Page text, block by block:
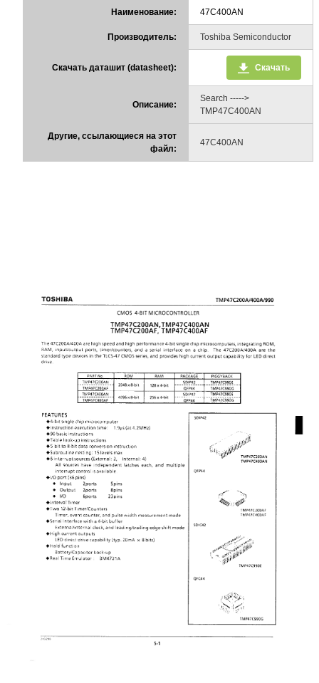
Наименование: 47C400AN
Производитель: Toshiba Semiconductor
Скачать даташит (datasheet): Скачать
Описание:
Search ----->
TMP47C400AN
Другие, ссылающиеся на этот
файл:
47C400AN